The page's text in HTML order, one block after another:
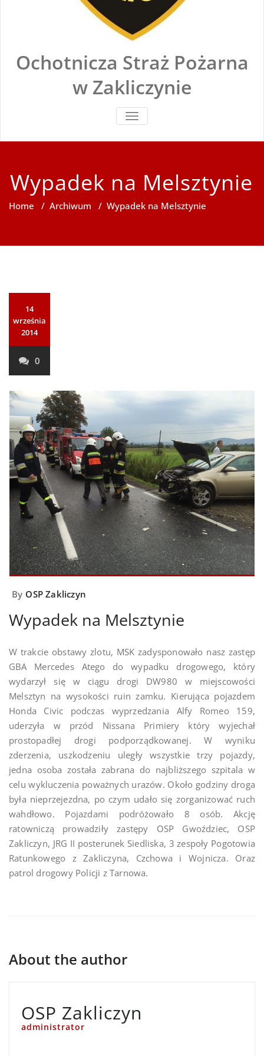
Ochotnicza Straż Pożarna
w Zakliczynie
TOGGLE
NAVIGATION
Wypadek na Melsztynie
Home / Archiwum / Wypadek na Melsztynie
14
września
2014
0
By OSP Zakliczyn
Wypadek na Melsztynie
W trakcie obstawy zlotu, MSK zadysponowało nasz zastęp
GBA Mercedes Atego do wypadku drogowego, który
wydarzył się w ciągu drogi DW980 w miejscowości
Melsztyn na wysokości ruin zamku. Kierująca pojazdem
Honda Civic podczas wyprzedzania Alfy Romeo 159,
uderzyła w przód Nissana Primiery który wyjechał
prostopadłej drogi podporządkowanej. W wyniku
zderzenia, uszkodzeniu uległy wszystkie trzy pojazdy,
jedna osoba została zabrana do najbliższego szpitala w
celu wykluczenia poważnych urazów. Około godziny droga
była nieprzejezdna, po czym udało się zorganizować ruch
wahdłowo. Pojazdami podróżowało 8 osób. Akcję
ratowniczą prowadziły zastępy OSP Gwoździec, OSP
Zakliczyn, JRG II posterunek Siedliska, 3 zespoły Pogotowia
Ratunkowego z Zakliczyna, Czchowa i Wojnicza. Oraz
patrol drogowy Policji z Tarnowa.
About the author
OSP Zakliczyn
administrator